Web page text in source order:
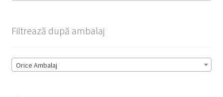
Filtrează după ambalaj
Orice Ambalaj